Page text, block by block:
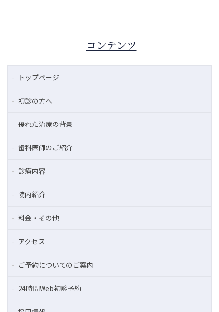
コンテンツ
トップページ
初診の方へ
優れた治療の背景
歯科医師のご紹介
診療内容
院内紹介
料金・その他
アクセス
ご予約についてのご案内
24時間Web初診予約